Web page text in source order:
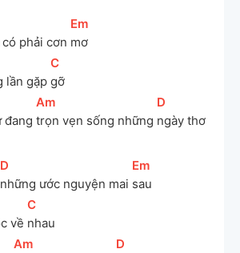
bản đề xuất
phải cơn
[Em
mơ
lần gặp
[
C
gỡ
đang
[
Am
trọn vẹn sống những
[D
ngày thơ
[D
những ước nguyện mai
[Em
sau
về
[
C
nhau
[
Am [D